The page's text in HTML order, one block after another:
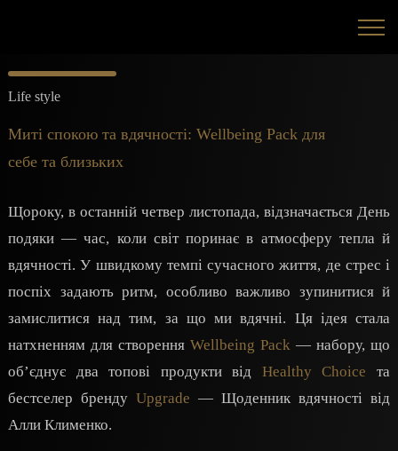
Life style
Миті спокою та вдячності: Wellbeing Pack для
себе та близьких
Щороку, в останній четвер листопада, відзначається День
подяки — час, коли світ поринає в атмосферу тепла й
вдячності. У швидкому темпі сучасного життя, де стрес і
поспіх задають ритм, особливо важливо зупинитися й
замислитися над тим, за що ми вдячні. Ця ідея стала
натхненням для створення Wellbeing Pack — набору, що
об’єднує два топові продукти від Healthy Choice та
бестселер бренду Upgrade — Щоденник вдячності від
Алли Клименко.